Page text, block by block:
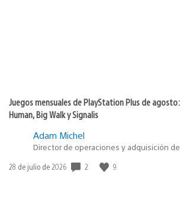
Juegos mensuales de PlayStation Plus de
Human, Big Walk y Signalis
Adam Michel
Director de operaciones y adquisición
Fecha
28 de julio de 2026 2 9